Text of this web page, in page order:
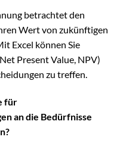
betrachtet den
Wert von zukünftigen
Excel können Sie
Present Value, NPV)
zu treffen.
für
an die Bedürfnisse